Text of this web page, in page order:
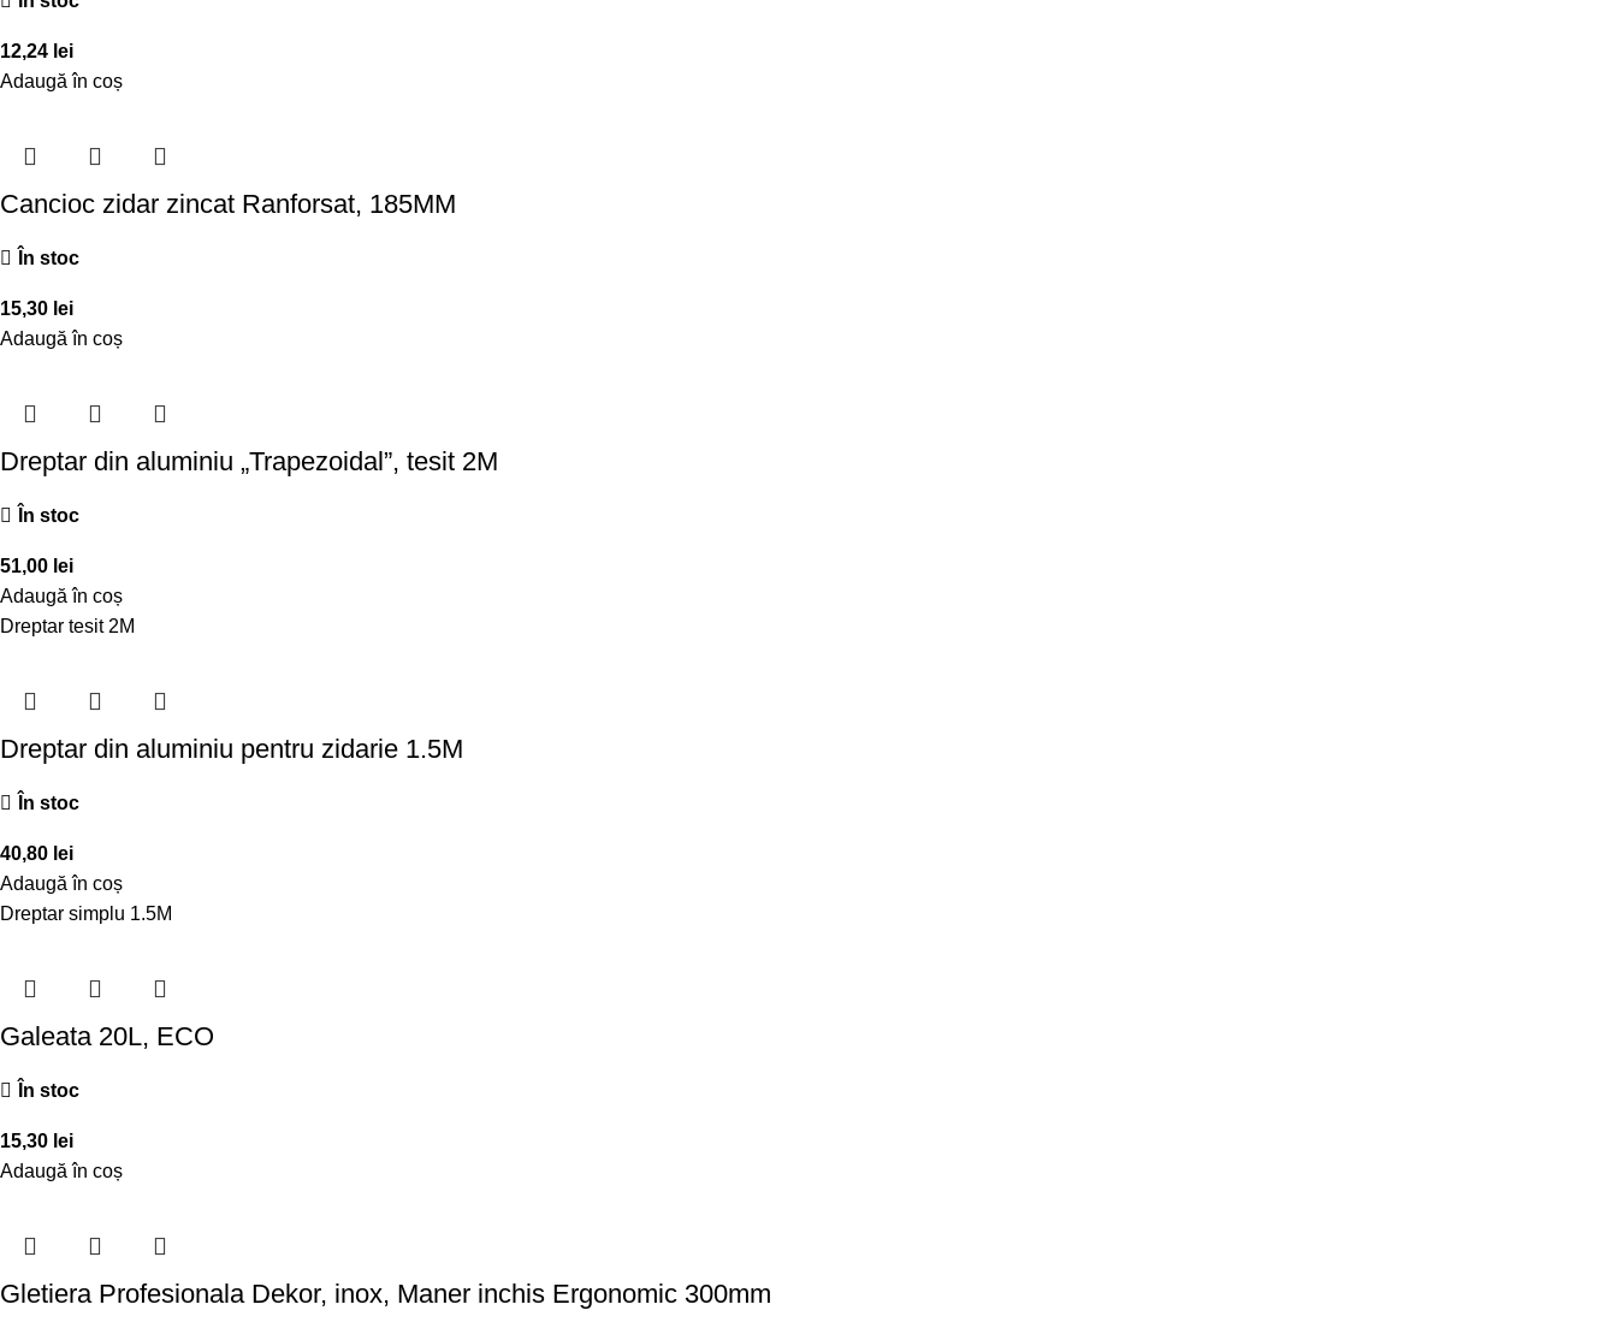
12,24 lei
Adaugă în coș
Cancioc zidar zincat Ranforsat, 185MM
În stoc
15,30 lei
Adaugă în coș
Dreptar din aluminiu „Trapezoidal”, tesit 2M
În stoc
51,00 lei
Adaugă în coș
Dreptar tesit 2M
Dreptar din aluminiu pentru zidarie 1.5M
În stoc
40,80 lei
Adaugă în coș
Dreptar simplu 1.5M
Galeata 20L, ECO
În stoc
15,30 lei
Adaugă în coș
Gletiera Profesionala Dekor, inox, Maner inchis Ergonomic 300mm